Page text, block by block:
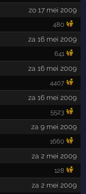
zo 17 mei 2009
480
za 16 mei 2009
641
za 16 mei 2009
4407
za 16 mei 2009
5523
za 9 mei 2009
1660
za 2 mei 2009
128
za 2 mei 2009